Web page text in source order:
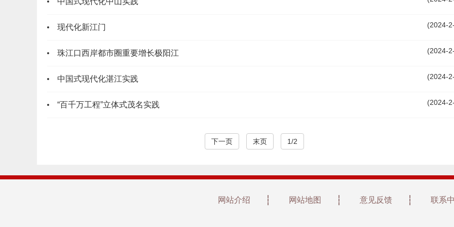
现代化新江门 (2024-
珠江口西岸都市圈重要增长极阳江 (2024-
中国式现代化湛江实践 (2024-
“百千万工程”立体式茂名实践 (2024-
下一页 末页 1/2
网站介绍 网站地图 意见反馈 联系